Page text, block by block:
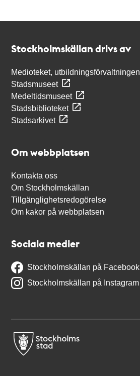
Stockholmskällan drivs av
Medioteket, utbildningsförvaltningen
Stadsmuseet
Medeltidsmuseet
Stadsbiblioteket
Stadsarkivet
Om webbplatsen
Kontakta oss
Om Stockholmskällan
Tillgänglighetsredogörelse
Om kakor på webbplatsen
Sociala medier
Stockholmskällan på Facebook
Stockholmskällan på Instagram